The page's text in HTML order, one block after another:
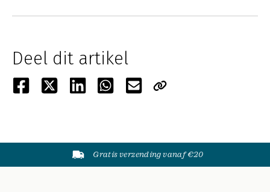
Deel dit artikel
Gratis verzending vanaf €20